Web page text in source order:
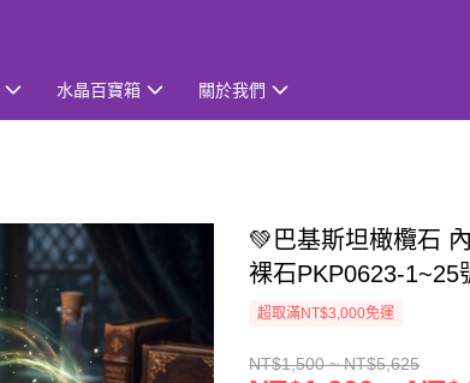
水晶百寶箱 關於我們
💚巴基斯坦橄欖石
裸石PKP0623-1~25
超取滿NT$3,000免運
NT$1,500 ~ NT$5,625